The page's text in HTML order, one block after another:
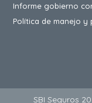
Informe gobierno
Política de manejo
SBI Seguros